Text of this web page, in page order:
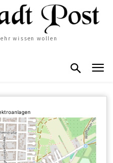
wissen wollen